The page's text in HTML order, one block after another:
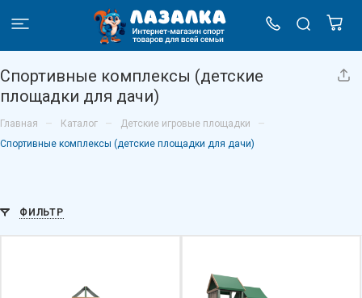
Спортивные комплексы (детские
площадки для дачи)
Главная – Каталог – Детские игровые площадки –
Спортивные комплексы (детские площадки для дачи)
ФИЛЬТР